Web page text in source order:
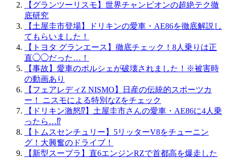
【グランツーリスモ】世界チャンピオンの超絶テク徹
底研究
【土屋圭市登場】ドリキンの愛車・AE86を徹底解説し
てもらいました！
【トヨタ グランエース】徹底チェック！8人乗りは正
直◯◯だった…！
【事故】愛車のポルシェが破壊されました！※被害時
の動画あり
【フェアレディZ NISMO】日産の伝統的スポーツカ
ー！ ニスモによる特別なZをチェック
【ドリキン激怒⁉】土屋圭市さんの愛車・AE86に4人乗
ったら…⁉
【トムスセンチュリー】5リッターV8をチューニン
グ！大興奮のドライブ！
【新型スープラ】直6エンジンRZで首都高を爆走した